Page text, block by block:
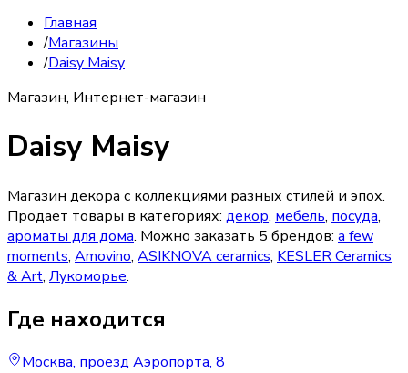
Главная
/Магазины
/Daisy Maisy
Магазин, Интернет-магазин
Daisy Maisy
Магазин декора с коллекциями разных стилей и эпох.
Продает товары в категориях: декор, мебель, посуда,
ароматы для дома. Можно заказать 5 брендов: a few
moments, Amovino, ASIKNOVA ceramics, KESLER Ceramics
& Art, Лукоморье.
Где находится
Москва, проезд Аэропорта, 8